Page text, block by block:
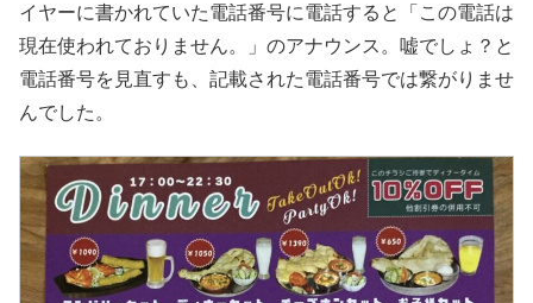
イヤーに書かれていた電話番号に電話すると「この電話は
現在使われておりません。」のアナウンス。嘘でしょ？と
電話番号を見直すも、記載された電話番号では繋がりませ
んでした。